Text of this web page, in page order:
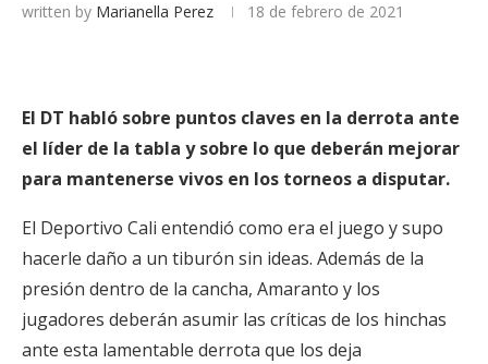
written by Marianella Perez 18 de febrero de 2021
El DT habló sobre puntos claves en la derrota ante
el líder de la tabla y sobre lo que deberán mejorar
para mantenerse vivos en los torneos a disputar.
El Deportivo Cali entendió como era el juego y supo
hacerle daño a un tiburón sin ideas. Además de la
presión dentro de la cancha, Amaranto y los
jugadores deberán asumir las críticas de los hinchas
ante esta lamentable derrota que los deja